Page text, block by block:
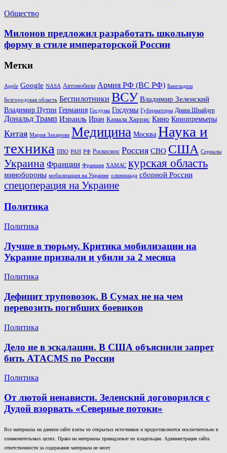
Общество
Милонов предложил разработать школьную
форму в стиле императорской России
Метки
Apple Google NASA Автомобили Армия РФ (ВС РФ) Бангладеш
Белгородская область Беспилотники ВСУ Владимир Зеленский
Владимир Путин Германия Госдума Госдумы Губернаторы Диана Шнайдер
Дональд Трамп Израиль Иран Камала Харрис Кино Кинопремьеры
Китая Мария Захарова Медицина Москва Наука и
техника ПВО РАН РФ Роскосмос Россия СВО США Сериалы
Украина Франции Франция ХАМАС курская область
минобороны мобилизация на Украине олимпиада сборной России
спецоперация на Украине
Политика
Политика
Лучше в тюрьму. Критика мобилизации на
Украине призвали и убили за 2 месяца
Политика
Дефицит труповозок. В Сумах не на чем
перевозить погибших боевиков
Политика
Дело не в эскалации. В США объяснили запрет
бить ATACMS по России
Политика
От лютой ненависти. Зеленский договорился с
Дудой взорвать «Северные потоки»
Все материалы на данном сайте взяты из открытых источников и предоставляются исключительно в
ознакомительных целях. Права на материалы принадлежат их владельцам. Администрация сайта
ответственности за содержание материала не несет.